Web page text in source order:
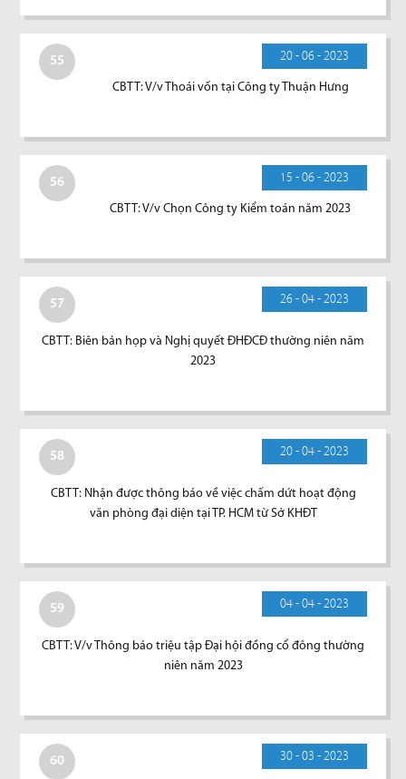
55 20 - 06 - 2023
CBTT: V/v Thoái vốn tại Công ty Thuận Hưng
56 15 - 06 - 2023
CBTT: V/v Chọn Công ty Kiểm toán năm 2023
57 26 - 04 - 2023
CBTT: Biên bản họp và Nghị quyết ĐHĐCĐ thường niên năm
2023
58 20 - 04 - 2023
CBTT: Nhận được thông báo về việc chấm dứt hoạt động
văn phòng đại diện tại TP. HCM từ Sở KHĐT
59 04 - 04 - 2023
CBTT: V/v Thông báo triệu tập Đại hội đồng cổ đông thường
niên năm 2023
60 30 - 03 - 2023